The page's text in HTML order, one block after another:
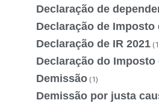
Declaração de
Declaração de Imposto
Declaração de IR 2021
Declaração do Imposto
Demissão (1)
Demissão por justa